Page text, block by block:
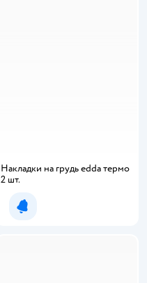
Накладки на грудь edda термо
2 шт.
Уведомить о появлении